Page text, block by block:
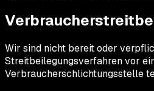
Wir sind nicht bereit oder
Streitbeilegungsverfahren vor
Verbraucherschlichtungsstelle